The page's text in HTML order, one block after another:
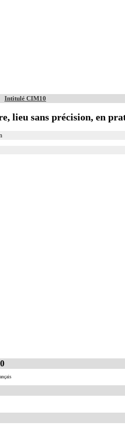
Intitulé CIM10
lieu sans précision, en